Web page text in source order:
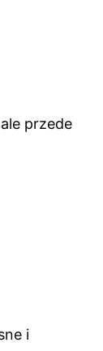
przede
i